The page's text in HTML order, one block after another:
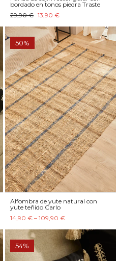
bordado en tonos piedra Traste
29,90 € 13,90 €
50%
Alfombra de yute natural con
yute teñido Carlo
14,90 € – 109,90 €
54%